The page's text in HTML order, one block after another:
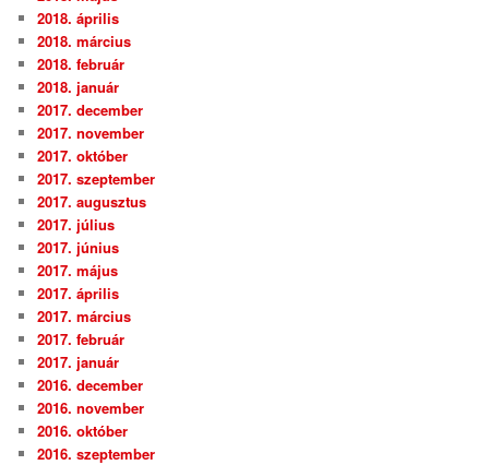
2018. április
2018. március
2018. február
2018. január
2017. december
2017. november
2017. október
2017. szeptember
2017. augusztus
2017. július
2017. június
2017. május
2017. április
2017. március
2017. február
2017. január
2016. december
2016. november
2016. október
2016. szeptember